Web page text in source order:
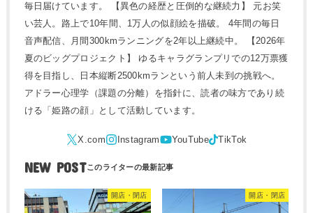
毎日届けています。 【異色の経歴と圧倒的な継続力】 元お笑
い芸人。路上で10年間、1万人の似顔絵を描破。 4年間の毎日
音声配信、月間300kmランニングを2年以上継続中。 【2026年
夏のビッグプロジェクト】 ゆるキャラグランプリでの12万票獲
得を目指し、日本縦断2500kmランという前人未到の挑戦へ。
アドラー心理学（課題の分離）を指針に、読者の味方であり続
ける「姫路の顔」として活動しています。
NEW POST
開店・閉店 開店・閉店